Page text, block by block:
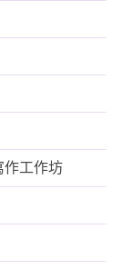
作工作坊